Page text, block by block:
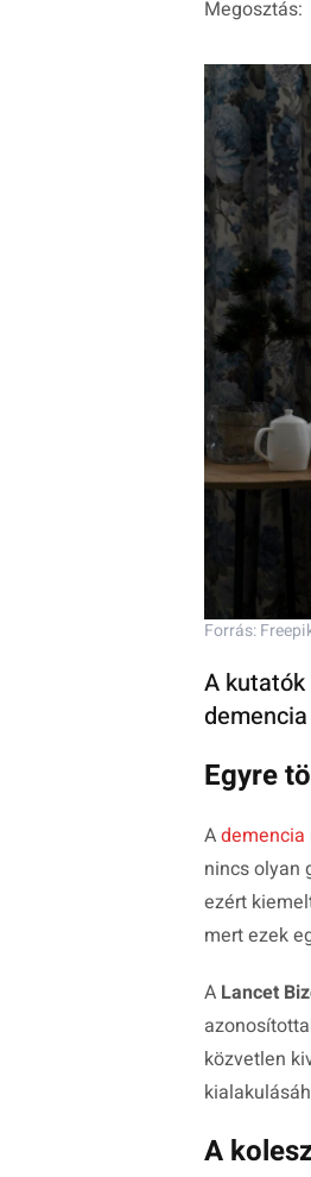
Megosztás:
Forrás:
A
Egyre
Ademencia
nincs olyan
ezért
mert ezek
A Lancet
közvetlen
A